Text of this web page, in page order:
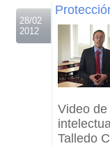
28/02
2012
Video
Talledo